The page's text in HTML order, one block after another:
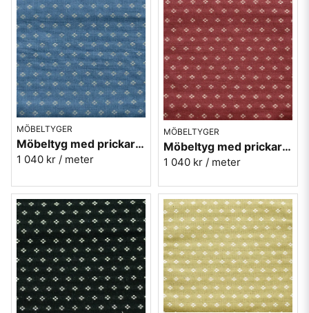
MÖBELTYGER
Möbeltyg med prickar - Meliss nr.51 blå
1 040 kr / meter
MÖBELTYGER
Möbeltyg med prickar - Meliss nr.32 röd
1 040 kr / meter